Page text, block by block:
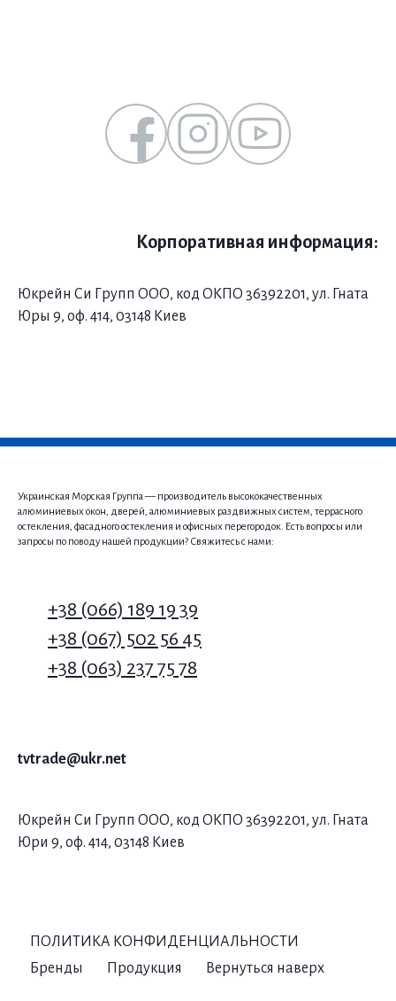
Корпоративная информация:
Юкрейн Си Групп ООО, код ОКПО 36392201, ул. Гната
Юры 9, оф. 414, 03148 Киев
Украинская Морская Группа — производитель высококачественных
алюминиевых окон, дверей, алюминиевых раздвижных систем, террасного
остекления, фасадного остекления и офисных перегородок. Есть вопросы или
запросы по поводу нашей продукции? Свяжитесь с нами:
+38 (066) 189 19 39
+38 (067) 502 56 45
+38 (063) 237 75 78
tvtrade@ukr.net
Юкрейн Си Групп ООО, код ОКПО 36392201, ул. Гната
Юри 9, оф. 414, 03148 Киев
ПОЛИТИКА КОНФИДЕНЦИАЛЬНОСТИ
Бренды
Продукция Вернуться наверх